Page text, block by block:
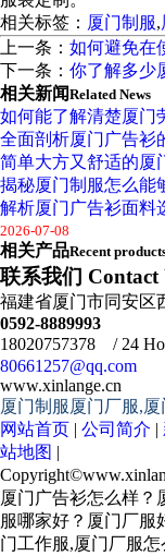
相关标签： 厦门制服,
上一条： 如何避免在
下一条： 你了解多少
相关新闻Related News
如何能了解清楚厦门
全面剖析厦门广告衫
简单大方又舒适的厦
揭秘厦门制服怎么能
解析厦门广告衫面料
2026-07-08
相关产品Recent
联系我们 Contact
福建省厦门市同安区
0592-8889993
18020757378 / 24
80661257@qq.com
www.xinlange.cn
厦门制服厦门厂服,
网站首页 | 公司简介 |
站地图 |
Copyright©
厦门广告衫怎么样？
服哪家好？厦门厂服
门工作服,厦门厂服